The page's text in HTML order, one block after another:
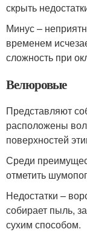
скрыть
Минус –
временем
сложность при
Велюровые
Представляют
расположены
поверхностей
Среди
отметить
Недостатки –
собирает пыль,
сухим способом.